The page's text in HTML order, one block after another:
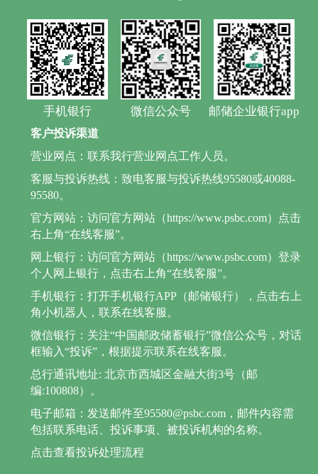
手机银行 微信公众号 邮储企业银行app
客户投诉渠道
营业网点：联系我行营业网点工作人员。
客服与投诉热线：致电客服与投诉热线95580或40088-
95580。
官方网站：访问官方网站（https://www.psbc.com）点击
右上角“在线客服”。
网上银行：访问官方网站（https://www.psbc.com）登录
个人网上银行，点击右上角“在线客服”。
手机银行：打开手机银行APP（邮储银行），点击右上
角小机器人，联系在线客服。
微信银行：关注“中国邮政储蓄银行”微信公众号，对话
框输入“投诉”，根据提示联系在线客服。
总行通讯地址: 北京市西城区金融大街3号（邮
编:100808）。
电子邮箱：发送邮件至95580@psbc.com，邮件内容需
包括联系电话、投诉事项、被投诉机构的名称。
点击查看投诉处理流程